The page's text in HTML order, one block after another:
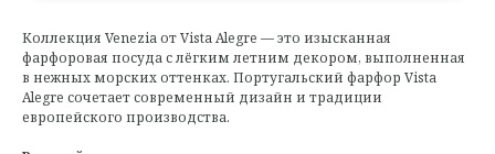
Коллекция Venezia от Vista Alegre — это изысканная
фарфоровая посуда с лёгким летним декором, выполненная
в нежных морских оттенках. Португальский фарфор Vista
Alegre сочетает современный дизайн и традиции
европейского производства.